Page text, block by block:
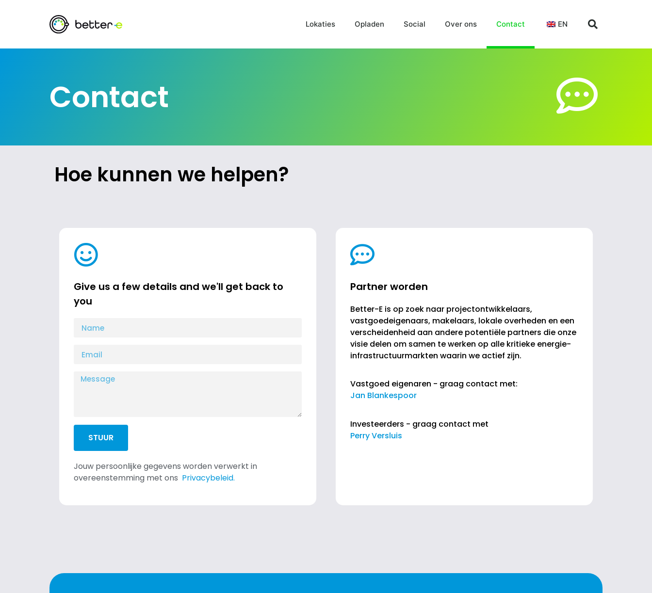
Lokaties Opladen Social Over ons Contact EN
Contact
Hoe kunnen we helpen?
Give us a few details and we'll get back to
you
STUUR
Jouw persoonlijke gegevens worden verwerkt in
overeenstemming met ons Privacybeleid.
Partner worden
Better-E is op zoek naar projectontwikkelaars,
vastgoedeigenaars, makelaars, lokale overheden en een
verscheidenheid aan andere potentiële partners die onze
visie delen om samen te werken op alle kritieke energie-
infrastructuurmarkten waarin we actief zijn.
Vastgoed eigenaren - graag contact met:
Jan Blankespoor
Investeerders - graag contact met
Perry Versluis